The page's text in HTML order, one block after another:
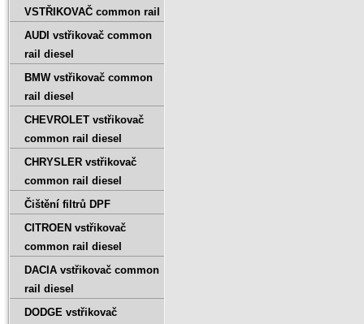
VSTŘIKOVAČ common rail
AUDI vstřikovač common
rail diesel
BMW vstřikovač common
rail diesel
CHEVROLET vstřikovač
common rail diesel
CHRYSLER vstřikovač
common rail diesel
Čištění filtrů DPF
CITROEN vstřikovač
common rail diesel
DACIA vstřikovač common
rail diesel
DODGE vstřikovač